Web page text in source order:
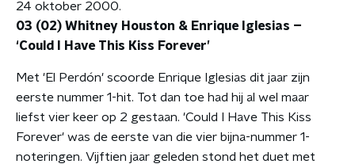
24 oktober 2000.
03 (02) Whitney Houston & Enrique Iglesias –
‘Could I Have This Kiss Forever’
Met 'El Perdón' scoorde Enrique Iglesias dit jaar zijn
eerste nummer 1-hit. Tot dan toe had hij al wel maar
liefst vier keer op 2 gestaan. 'Could I Have This Kiss
Forever' was de eerste van die vier bijna-nummer 1-
noteringen. Vijftien jaar geleden stond het duet met